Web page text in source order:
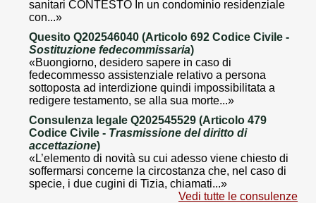
sanitari CONTESTO In un condominio residenziale
con...»
Quesito Q202546040 (Articolo 692 Codice Civile -
Sostituzione fedecommissaria)
«Buongiorno, desidero sapere in caso di
fedecommesso assistenziale relativo a persona
sottoposta ad interdizione quindi impossibilitata a
redigere testamento, se alla sua morte...»
Consulenza legale Q202545529 (Articolo 479
Codice Civile - Trasmissione del diritto di
accettazione)
«L’elemento di novità su cui adesso viene chiesto di
soffermarsi concerne la circostanza che, nel caso di
specie, i due cugini di Tizia, chiamati...»
Vedi tutte le consulenze